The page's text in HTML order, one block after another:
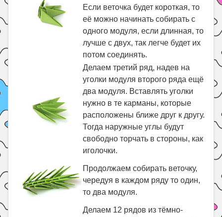
Если веточка будет короткая, то
её можно начинать собирать с
одного модуля, если длинная, то
лучше с двух, так легче будет их
потом соединять.
Делаем третий ряд, надев на
уголки модуля второго ряда ещё
два модуля. Вставлять уголки
нужно в те карманы, которые
расположены ближе друг к другу.
Тогда наружные углы будут
свободно торчать в стороны, как
иголочки.
Продолжаем собирать веточку,
чередуя в каждом ряду то один,
то два модуля.
Делаем 12 рядов из тёмно-